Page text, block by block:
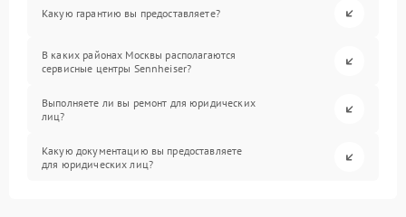
Какую гарантию вы предоставляете?
В каких районах Москвы располагаются
сервисные центры Sennheiser?
Выполняете ли вы ремонт для юридических
лиц?
Какую документацию вы предоставляете
для юридических лиц?